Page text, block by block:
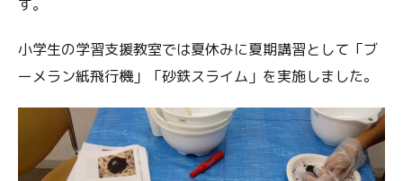
す。
小学生の学習支援教室では夏休みに夏期講習として「ブ
ーメラン紙飛行機」「砂鉄スライム」を実施しました。